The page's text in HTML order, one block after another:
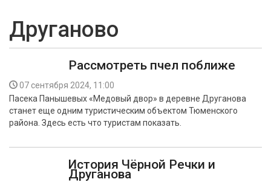
ОБЩЕСТВО
ЭКОНОМИКА
КУЛЬТУРА
БЕЗОПАСНОСТЬ
Друганово
Рассмотреть пчел поближе
07 сентября 2024, 11:00
Пасека Панышевых «Медовый двор» в деревне Друганова
станет еще одним туристическим объектом Тюменского
района. Здесь есть что туристам показать.
История Чёрной Речки и
Друганова